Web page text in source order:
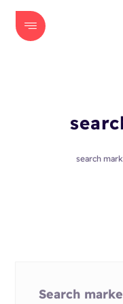
search
Search